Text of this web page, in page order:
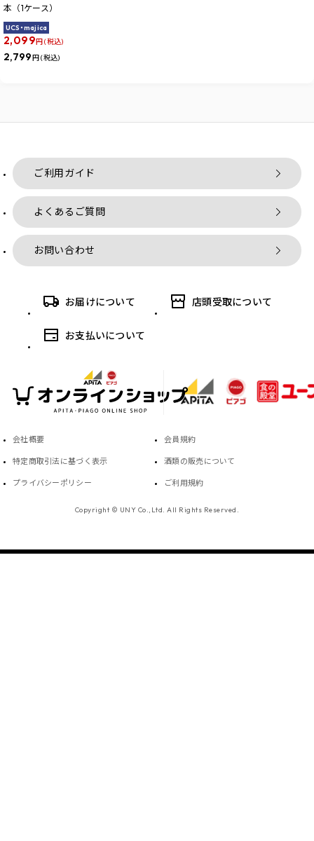
本（1ケース）
UCS・majica
2,099円 (税込)
2,799 円 (税込)
ご利用ガイド
よくあるご質問
お問い合わせ
お届けについて 店頭受取について
お支払いについて
会社概要 会員規約
特定商取引法に基づく表示 酒類の販売について
プライバシーポリシー ご利用規約
Copyright © UNY Co.,Ltd. All Rights Reserved.